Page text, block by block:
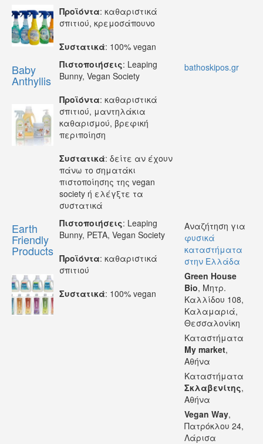
Προϊόντα: καθαριστικά
σπιτιού, κρεμοσάπουνο
Συστατικά: 100% vegan
Baby
Anthyllis
Πιστοποιήσεις: Leaping
Bunny, Vegan Society
Προϊόντα: καθαριστικά
σπιτιού, μαντηλάκια
καθαρισμού, βρεφική
περιποίηση
Συστατικά: δείτε αν έχουν
πάνω το σηματάκι
πιστοποίησης της vegan
society ή ελέγξτε τα
συστατικά
bathoskipos.gr
Earth
Friendly
Products
Πιστοποιήσεις: Leaping
Bunny, PETA, Vegan Society
Προϊόντα: καθαριστικά
σπιτιού
Συστατικά: 100% vegan
Αναζήτηση για
φυσικά
καταστήματα
στην Ελλάδα
Green House
Bio, Μητρ.
Καλλίδου 108,
Καλαμαριά,
Θεσσαλονίκη
Καταστήματα
My market,
Αθήνα
Καταστήματα
Σκλαβενίτης,
Αθήνα
Vegan Way,
Πατρόκλου 24,
Λάρισα